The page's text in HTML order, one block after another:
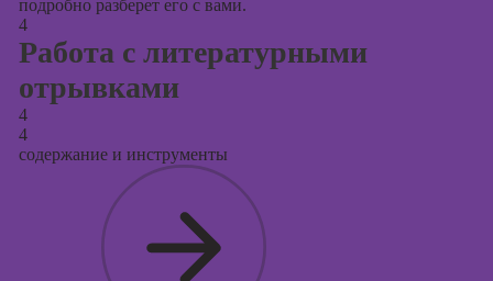
подробно разберет его с вами.
4
Работа с литературными
отрывками
4
4
содержание и инструменты